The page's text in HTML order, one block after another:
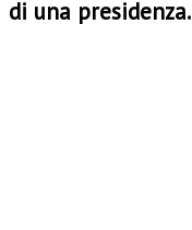
di una presidenza.